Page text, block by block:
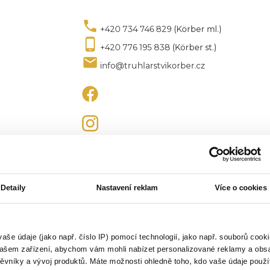
Detaily Nastavení reklam Více o cookies
údaje (jako např. číslo IP) pomocí technologií, jako např. souborů
zařízení, abychom vám mohli nabízet personalizované reklamy a
a vývoj produktů. Máte možnosti ohledně toho, kdo vaše údaje
v Brně
phone +420 734 746 829 (Körber ml.)
phone_android +420 776 195 838 (Körber st.)
local_post_office info@truhlarstvikorber.cz